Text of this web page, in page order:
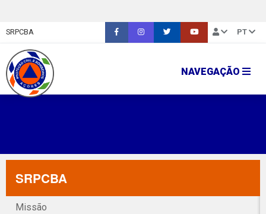
SRPCBA PT
NAVEGAÇÃO
SRPCBA
Missão